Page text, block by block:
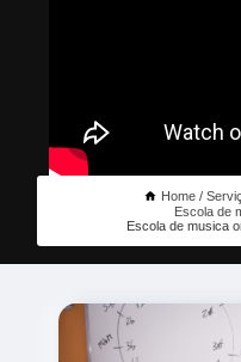
Home
Escola de
Escola de musica